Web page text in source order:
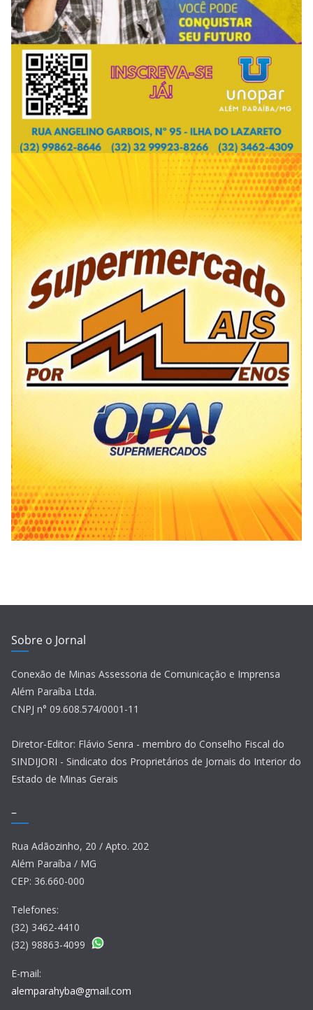
Sobre o Jornal
Conexão de Minas Assessoria de Comunicação e Imprensa
Além Paraíba Ltda.
CNPJ n° 09.608.574/0001-11
Diretor-Editor: Flávio Senra - membro do Conselho Fiscal do
SINDIJORI - Sindicato dos Proprietários de Jornais do Interior do
Estado de Minas Gerais
–
Rua Adãozinho, 20 / Apto. 202
Além Paraíba / MG
CEP: 36.660-000
Telefones:
(32) 3462-4410
(32) 98863-4099
E-mail:
alemparahyba@gmail.com